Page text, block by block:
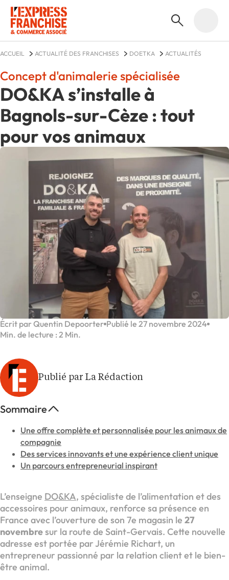
ACCUEIL ACTUALITÉ DES FRANCHISES DOETKA ACTUALITÉS
DO&KA s’installe à
Bagnols-sur-Cèze : tout
pour vos animaux
Concept d'animalerie spécialisée
Écrit par Quentin Depoorter Publié le 27 novembre 2024
Min. de lecture : 2 Min.
Publié par La Rédaction
Sommaire
Une offre complète et personnalisée pour les animaux de
compagnie
Des services innovants et une expérience client unique
Un parcours entrepreneurial inspirant
L’enseigne DO&KA, spécialiste de l’alimentation et des
accessoires pour animaux, renforce sa présence en
France avec l’ouverture de son 7e magasin le 27
novembresur la route de Saint-Gervais. Cette nouvelle
adresse est portée par Jérémie Richart, un
entrepreneur passionné par la relation client et le bien-
être animal.